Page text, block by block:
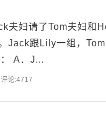
夫妇请了Tom夫妇和
Jack跟Lily一组，
A．J...
评论:4717